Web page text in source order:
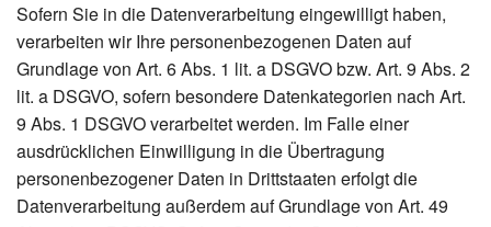
Sofern Sie in die Datenverarbeitung eingewilligt haben,
verarbeiten wir Ihre personenbezogenen Daten auf
Grundlage von Art. 6 Abs. 1 lit. a DSGVO bzw. Art. 9 Abs. 2
lit. a DSGVO, sofern besondere Datenkategorien nach Art.
9 Abs. 1 DSGVO verarbeitet werden. Im Falle einer
ausdrücklichen Einwilligung in die Übertragung
personenbezogener Daten in Drittstaaten erfolgt die
Datenverarbeitung außerdem auf Grundlage von Art. 49